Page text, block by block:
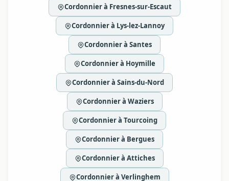
Cordonnier à Fresnes-sur-Escaut
Cordonnier à Lys-lez-Lannoy
Cordonnier à Santes
Cordonnier à Hoymille
Cordonnier à Sains-du-Nord
Cordonnier à Waziers
Cordonnier à Tourcoing
Cordonnier à Bergues
Cordonnier à Attiches
Cordonnier à Verlinghem